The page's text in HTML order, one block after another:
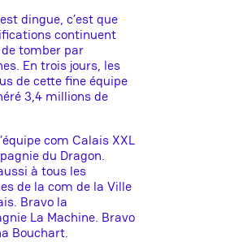
dingue, c’est que
continuent
tomber par
En trois jours, les
de cette fine équipe
3,4 millions de
com Calais XXL
du Dragon.
à tous les
de la com de la Ville
Bravo la
La Machine. Bravo
Bouchart.